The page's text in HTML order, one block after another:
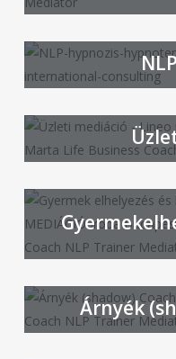
Árnyék